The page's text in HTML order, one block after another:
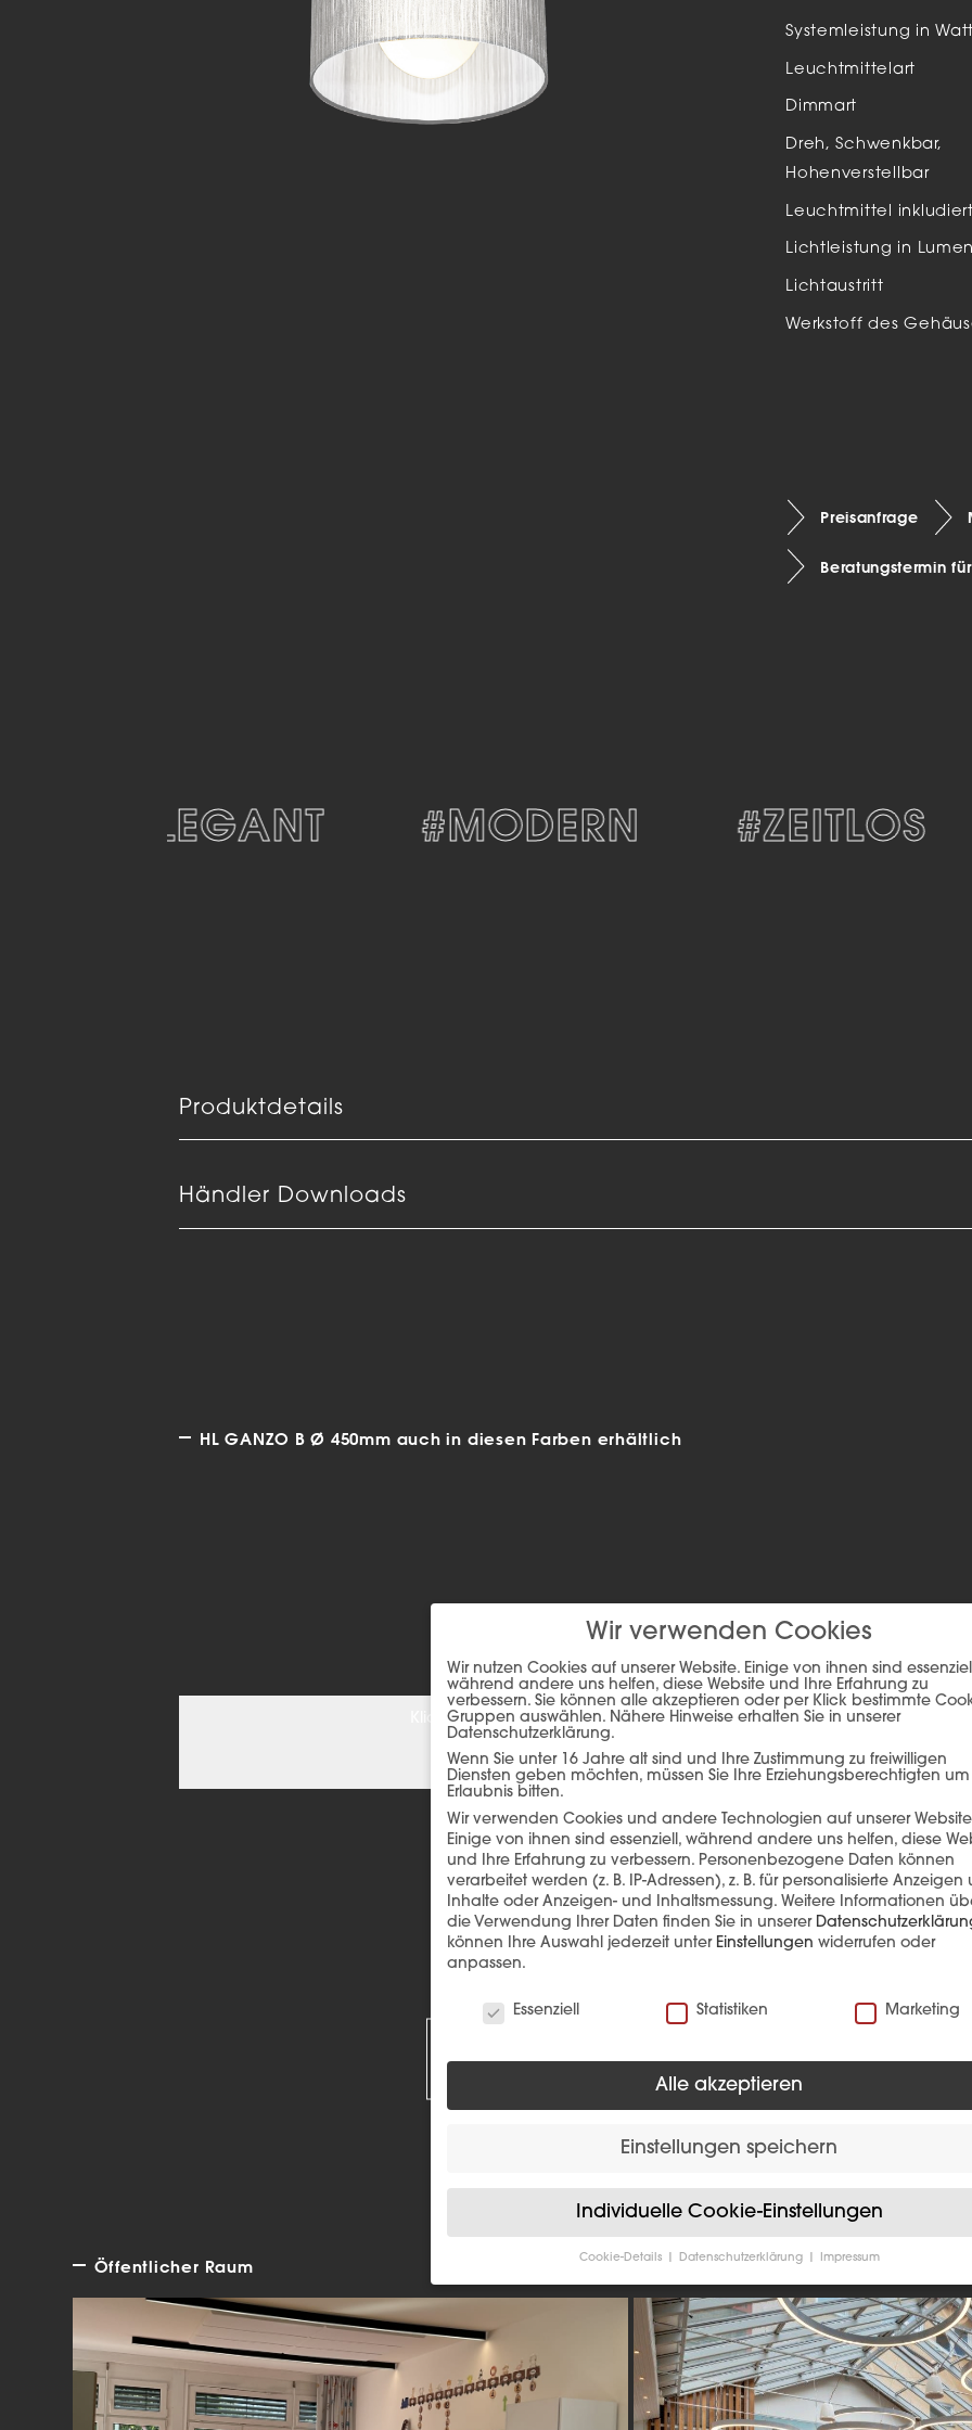
Systemleistung in Watt
Leuchtmittelart
Dimmart
Dreh, Schwenkbar,
Hohenverstellbar
Leuchtmittel inkludiert
Lichtleistung in Lumen
Lichtaustritt
Werkstoff des
Preisanfrage
Beratungstermin
#ELEGANT #MODERN #ZEITLOS
Produktdetails
Händler Downloads
HL GANZO B Ø 450mm auch in diesen Farben erhältlich
Klicken Sie auf den unteren Button, um den Inhalt von player.flipsnack.com
Inhalt laden
Öffentlicher Raum Hotellerie
Wir verwenden Cookies
Wir nutzen Cookies auf unserer Website. Einige von ihnen sind
während andere uns helfen, diese Website und Ihre Erfahrung zu
verbessern. Sie können alle akzeptieren oder per Klick bestimmte
Gruppen auswählen. Nähere Hinweise erhalten Sie in unserer
Datenschutzerklärung.
Wenn Sie unter 16 Jahre alt sind und Ihre Zustimmung zu freiwilligen
Diensten geben möchten, müssen Sie Ihre Erziehungsberechtigten um
Erlaubnis bitten.
Wir verwenden Cookies und andere Technologien auf unserer
Einige von ihnen sind essenziell, während andere uns helfen, diese
und Ihre Erfahrung zu verbessern. Personenbezogene Daten können
verarbeitet werden (z. B. IP-Adressen), z. B. für personalisierte Anzeigen
Inhalte oder Anzeigen- und Inhaltsmessung. Weitere Informationen
die Verwendung Ihrer Daten finden Sie in unserer
können Ihre Auswahl jederzeit unter Einstellungen widerrufen oder
anpassen.
Essenziell
Statistiken Marketing
Alle akzeptieren
Einstellungen speichern
Individuelle Cookie-Einstellungen
Cookie-Details Datenschutzerklärung Impressum
Datenschutzeinstellungen
Wenn Sie unter 16 Jahre alt sind und Ihre Zustimmung zu freiwilligen
Diensten geben möchten, müssen Sie Ihre Erziehungsberechtigten um
Erlaubnis bitten.
Wir verwenden Cookies und andere Technologien auf unserer
Einige von ihnen sind essenziell, während andere uns helfen, diese
und Ihre Erfahrung zu verbessern.
Personenbezogene Daten können